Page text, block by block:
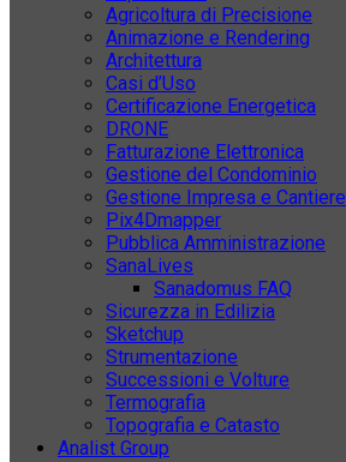
Agricoltura di Precisione
Animazione e Rendering
Architettura
Casi d’Uso
Certificazione Energetica
DRONE
Fatturazione Elettronica
Gestione del Condominio
Gestione Impresa e Cantiere
Pix4Dmapper
Pubblica Amministrazione
SanaLives
Sanadomus FAQ
Sicurezza in Edilizia
Sketchup
Strumentazione
Successioni e Volture
Termografia
Topografia e Catasto
Analist Group